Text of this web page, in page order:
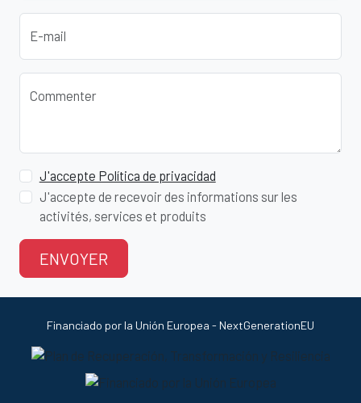
E-mail
Commenter
J'accepte Política de privacidad
J'accepte de recevoir des informations sur les
activités, services et produits
ENVOYER
Financiado por la Unión Europea - NextGenerationEU